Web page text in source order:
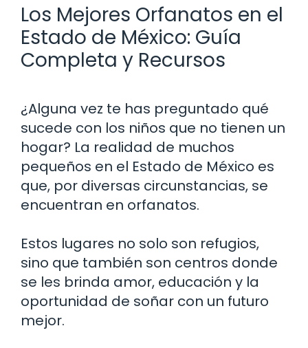
Los Mejores Orfanatos en el
Estado de México: Guía
Completa y Recursos
¿Alguna vez te has preguntado qué
sucede con los niños que no tienen un
hogar? La realidad de muchos
pequeños en el Estado de México es
que, por diversas circunstancias, se
encuentran en orfanatos.
Estos lugares no solo son refugios,
sino que también son centros donde
se les brinda amor, educación y la
oportunidad de soñar con un futuro
mejor.